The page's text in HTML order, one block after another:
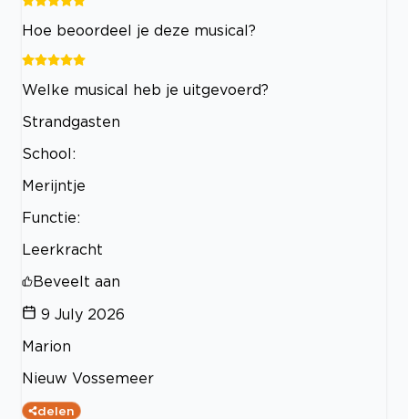
Hoe beoordeel je deze musical?
Welke musical heb je uitgevoerd?
Strandgasten
School:
Merijntje
Functie:
Leerkracht
Beveelt aan
9 July 2026
Marion
Nieuw Vossemeer
delen